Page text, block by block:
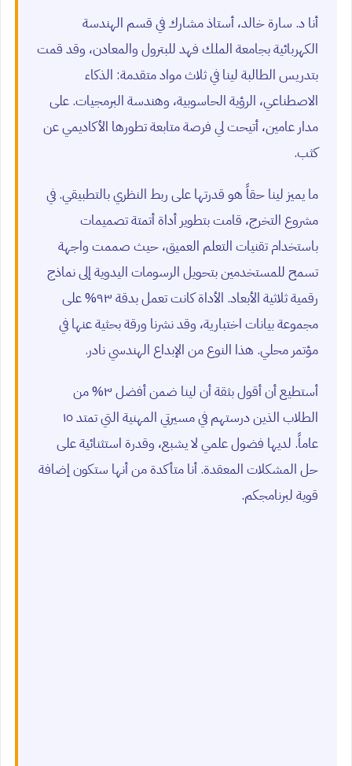
أنا د. سارة خالد، أستاذ مشارك في قسم الهندسة
الكهربائية بجامعة الملك فهد للبترول والمعادن، وقد قمت
بتدريس الطالبة لينا في ثلاث مواد متقدمة: الذكاء
الاصطناعي، الرؤية الحاسوبية، وهندسة البرمجيات. على
مدار عامين، أتيحت لي فرصة متابعة تطورها الأكاديمي عن
كثب.
ما يميز لينا حقاً هو قدرتها على ربط النظري بالتطبيقي. في
مشروع التخرج، قامت بتطوير أداة أتمتة تصميمات
باستخدام تقنيات التعلم العميق، حيث صممت واجهة
تسمح للمستخدمين بتحويل الرسومات اليدوية إلى نماذج
رقمية ثلاثية الأبعاد. الأداة كانت تعمل بدقة ٩٣% على
مجموعة بيانات اختبارية، وقد نشرنا ورقة بحثية عنها في
مؤتمر محلي. هذا النوع من الإبداع الهندسي نادر.
أستطيع أن أقول بثقة أن لينا ضمن أفضل ٣% من
الطلاب الذين درستهم في مسيرتي المهنية التي تمتد ١٥
عاماً. لديها فضول علمي لا يشبع، وقدرة استثنائية على
حل المشكلات المعقدة. أنا متأكدة من أنها ستكون إضافة
قوية لبرنامجكم.